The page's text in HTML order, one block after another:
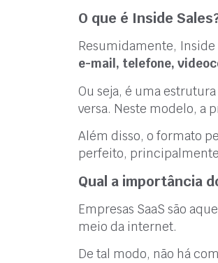
O que é Inside
Resumidamente,
e-mail, telefone,
Ou seja, é uma
versa. Neste modelo, a
Além disso, o formato
perfeito,
Qual a importância
Empresas SaaS são
meio da internet.
De tal modo, não há